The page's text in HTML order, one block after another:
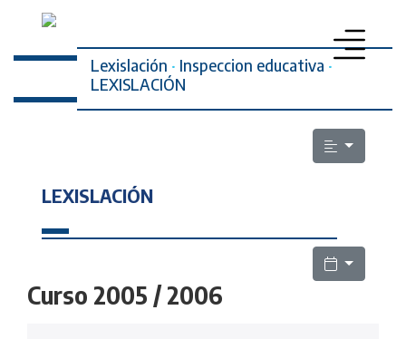
PROFESORADO
ELECCIÓNS SINDICAIS
ESCOLA PÚBLICA
Lexislación · Inspeccion educativa ·
LEXISLACIÓN
LEXISLACIÓN
Curso 2005 / 2006